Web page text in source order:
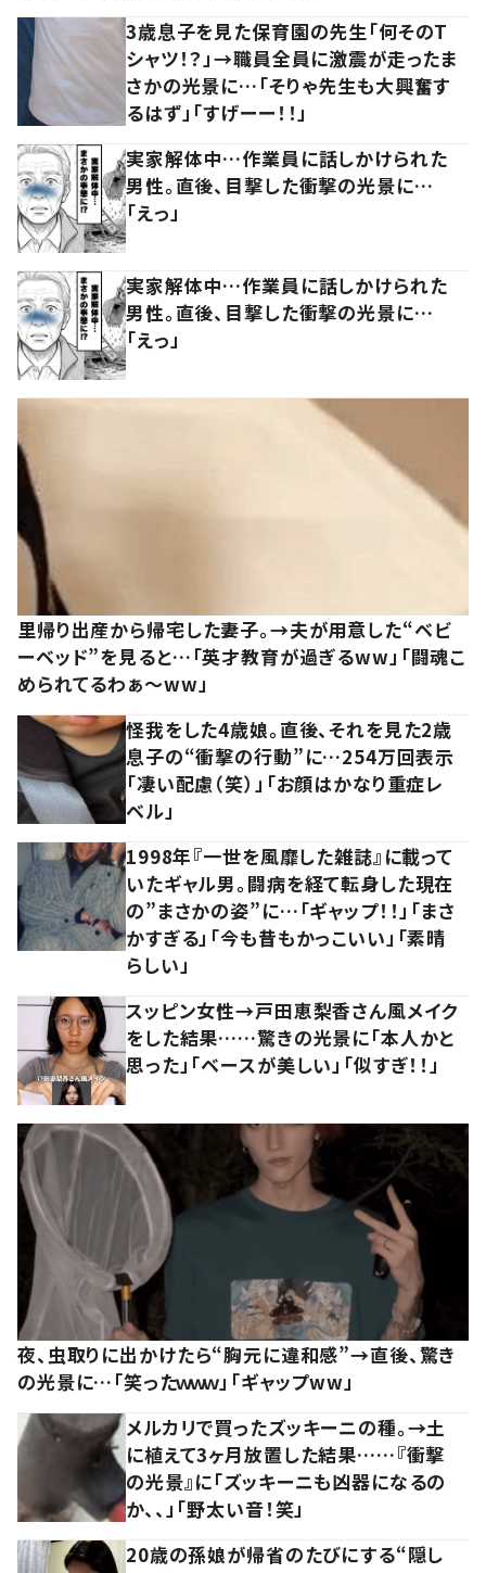
3歳息子を見た保育園の先生「何そのT
シャツ！？」→職員全員に激震が走ったま
さかの光景に…「そりゃ先生も大興奮す
るはず」「すげーー！！」
実家解体中…作業員に話しかけられた
男性。直後、目撃した衝撃の光景に…
「えっ」
実家解体中…作業員に話しかけられた
男性。直後、目撃した衝撃の光景に…
「えっ」
里帰り出産から帰宅した妻子。→夫が用意した“ベビ
ーベッド”を見ると…「英才教育が過ぎるww」「闘魂こ
められてるわぁ～ww」
怪我をした4歳娘。直後、それを見た2歳
息子の“衝撃の行動”に…254万回表示
「凄い配慮（笑）」「お顔はかなり重症レ
ベル」
1998年『一世を風靡した雑誌』に載って
いたギャル男。闘病を経て転身した現在
の”まさかの姿”に…「ギャップ！！」「まさ
かすぎる」「今も昔もかっこいい」「素晴
らしい」
スッピン女性→戸田恵梨香さん風メイク
をした結果……驚きの光景に「本人かと
思った」「ベースが美しい」「似すぎ！！」
夜、虫取りに出かけたら“胸元に違和感”→直後、驚き
の光景に…「笑ったｗｗｗ」「ギャップww」
メルカリで買ったズッキーニの種。→土
に植えて3ヶ月放置した結果……『衝撃
の光景』に「ズッキーニも凶器になるの
か、、」「野太い音！笑」
20歳の孫娘が帰省のたびにする“隠し